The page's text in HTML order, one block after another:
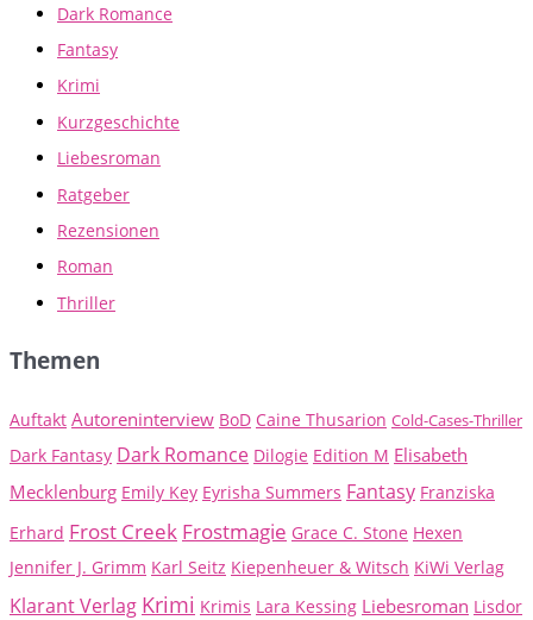
Dark Romance
Fantasy
Krimi
Kurzgeschichte
Liebesroman
Ratgeber
Rezensionen
Roman
Thriller
Themen
Auftakt Autoreninterview BoD Caine Thusarion Cold-Cases-Thriller
Dark Fantasy Dark Romance Dilogie Edition M Elisabeth
Mecklenburg Emily Key Eyrisha Summers Fantasy Franziska
Erhard Frost Creek Frostmagie Grace C. Stone Hexen
Jennifer J. Grimm Karl Seitz Kiepenheuer & Witsch KiWi Verlag
Klarant Verlag Krimi Krimis Lara Kessing Liebesroman Lisdor